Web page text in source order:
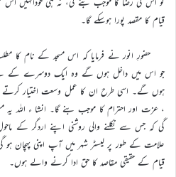
قیام کا مقصد پورا ہوسکے گا۔
حضورِ انور نے فرمایا کہ اس مسجد کے نام کا
جو اس میں داخل ہوں گے وہ ایک دوسرے کے
ہوں گے۔ اسی طرح ان کا عمل وسعت اختیار
، عزت اور احترام کا موجب بنے گا۔ انشا ء اللہ یہ
گی کہ جس سے نکلنے والی روشنی اپنے اردگر کے
علامت کے طور پر لیسٹر شہر میں آپ اپنی پہچان
قیام کے حقیقی مقاصد کا حق ادا کرنے والے ہوں۔